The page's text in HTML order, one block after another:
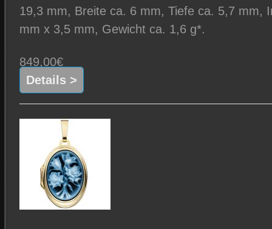
19,3 mm, Breite ca. 6 mm, Tiefe ca. 5,7 mm,
mm x 3,5 mm, Gewicht ca. 1,6 g*.
849,00€
Details >